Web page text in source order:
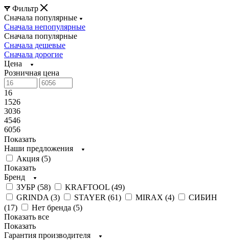
Фильтр
Сначала популярные
Сначала непопулярные
Сначала популярные
Сначала дешевые
Сначала дорогие
Цена
Розничная цена
16
1526
3036
4546
6056
Показать
Наши предложения
Акция (5)
Показать
Бренд
ЗУБР (58) KRAFTOOL (49)
GRINDA (3) STAYER (61) MIRAX (4)
СИБИН
(17) Нет бренда (5)
Показать все
Показать
Гарантия производителя